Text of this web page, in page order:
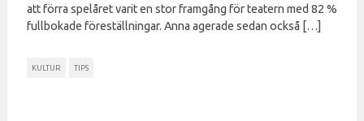
att förra spelåret varit en stor framgång för teatern med 82 %
fullbokade föreställningar. Anna agerade sedan också […]
KULTUR TIPS